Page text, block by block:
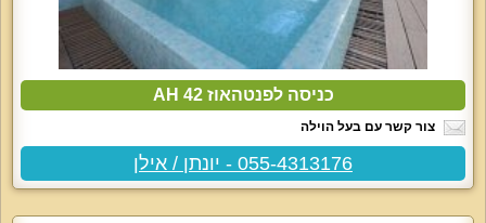
כניסה לפנטהאוז AH 42
צור קשר עם בעל הוילה
055-4313176 - יונתן / אילן